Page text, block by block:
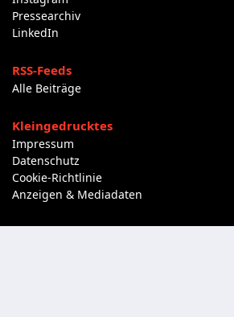
Pressearchiv
LinkedIn
RSS-Feeds
Alle Beiträge
Kleingedrucktes
Impressum
Datenschutz
Cookie-Richtlinie
Anzeigen & Mediadaten